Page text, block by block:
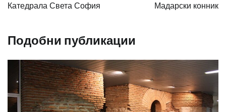
Катедрала Света София
Мадарски конник
Подобни публикации